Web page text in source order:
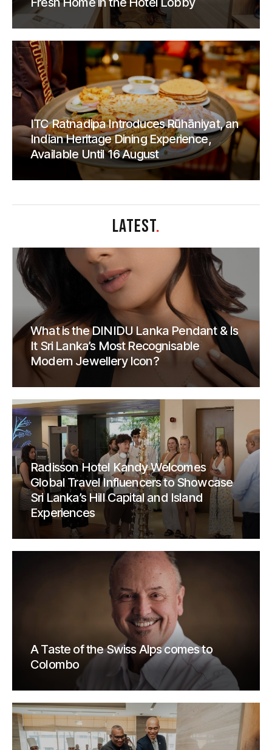
ITC Ratnadipa Introduces Rūhāniyat, an
Indian Heritage Dining Experience,
Available Until 16 August
LATEST.
What is the DINIDU Lanka Pendant & Is
It Sri Lanka’s Most Recognisable
Modern Jewellery Icon?
Radisson Hotel Kandy Welcomes
Global Travel Influencers to Showcase
Sri Lanka’s Hill Capital and Island
Experiences
A Taste of the Swiss Alps comes to
Colombo